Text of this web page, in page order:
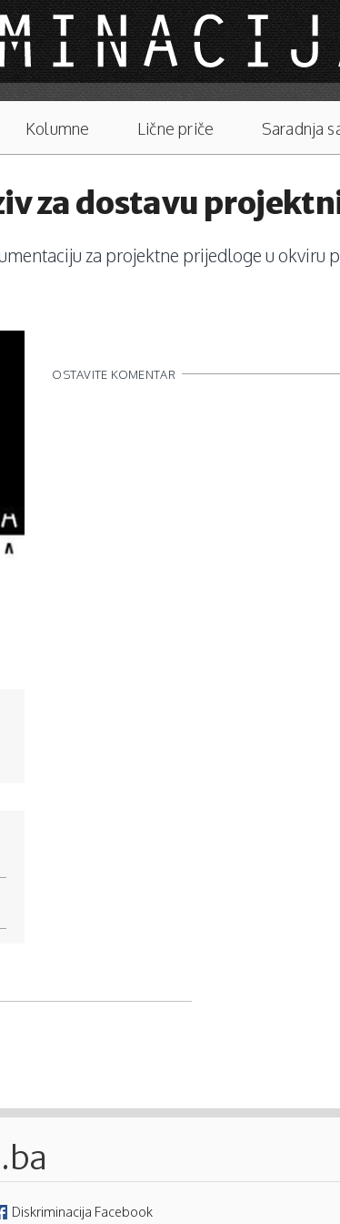
Kolumne Lične priče Saradnja
za dostavu
za projektne prijedloge u okviru
OSTAVITE KOMENTAR
Diskriminacija Facebook